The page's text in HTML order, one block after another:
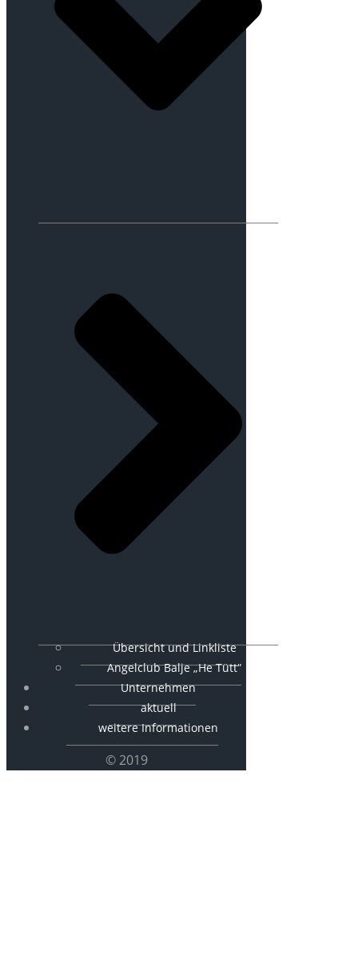
Übersicht und Linkliste
Angelclub Balje „He Tütt“
Unternehmen
aktuell
weitere Informationen
© 2019